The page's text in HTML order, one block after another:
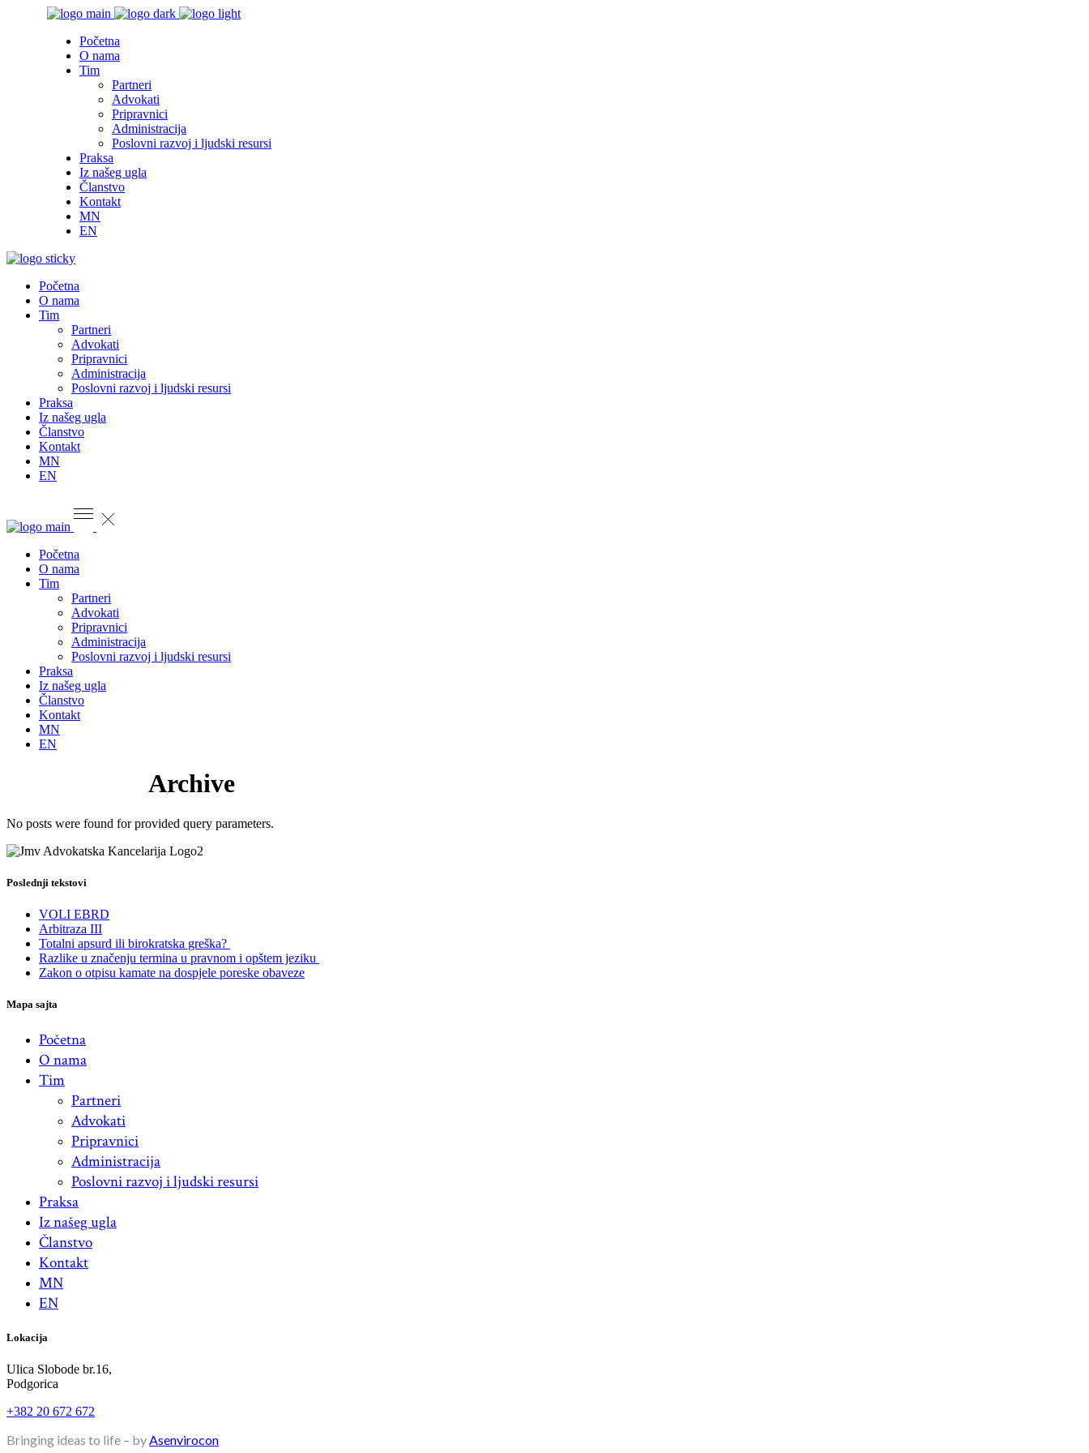
Početna
O nama
Tim
Partneri
Advokati
Pripravnici
Administracija
Poslovni razvoj i ljudski resursi
Praksa
Iz našeg ugla
Članstvo
Kontakt
MN
EN
Početna
O nama
Tim
Partneri
Advokati
Pripravnici
Administracija
Poslovni razvoj i ljudski resursi
Praksa
Iz našeg ugla
Članstvo
Kontakt
MN
EN
Početna
O nama
Tim
Partneri
Advokati
Pripravnici
Administracija
Poslovni razvoj i ljudski resursi
Praksa
Iz našeg ugla
Članstvo
Kontakt
MN
EN
Archive
No posts were found for provided query parameters.
Poslednji tekstovi
VOLI EBRD
Arbitraza III
Totalni apsurd ili birokratska greška?
Razlike u značenju termina u pravnom i opštem jeziku
Zakon o otpisu kamate na dospjele poreske obaveze
Mapa sajta
Početna
O nama
Tim
Partneri
Advokati
Pripravnici
Administracija
Poslovni razvoj i ljudski resursi
Praksa
Iz našeg ugla
Članstvo
Kontakt
MN
EN
Lokacija
Ulica Slobode br.16,
Podgorica
+382 20 672 672
Bringing ideas to life – byAsenvirocon